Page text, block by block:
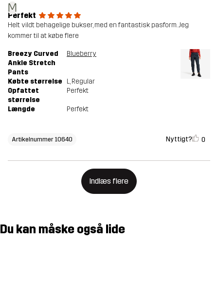
M
Perfekt
Helt vildt behagelige bukser, med en fantastisk pasform. Jeg
kommer til at købe flere
Breezy Curved
Ankle Stretch
Pants
Blueberry
Købte størrelse L, Regular
Opfattet
størrelse
Perfekt
Længde Perfekt
Artikelnummer 10640 Nyttigt? 0
Indlæs flere
Du kan måske også lide